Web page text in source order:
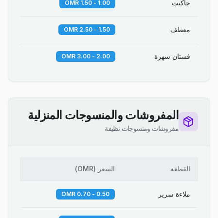
جاكيت 1.00 - 1.50 OMR
معطف 1.50 - 2.50 OMR
فستان سهرة 2.00 - 3.00 OMR
المفروشات والمنسوجات المنزلية
مفروشات ومنسوجات نظيفة
القطعة السعر (
OMR
)
ملاءة سرير 0.50 - 0.70 OMR